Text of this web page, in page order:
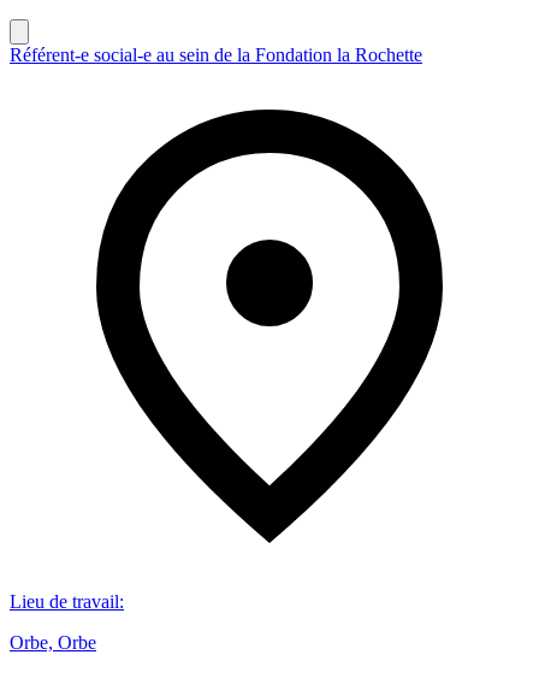
Référent-e social-e au sein de la Fondation la Rochette
Lieu de travail:
Orbe, Orbe